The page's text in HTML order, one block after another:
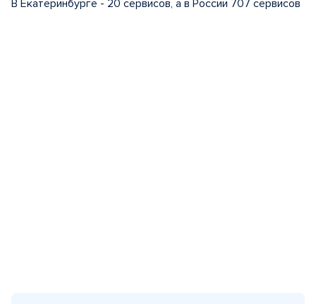
В Екатеринбурге - 20 сервисов, а в России 707 сервисов